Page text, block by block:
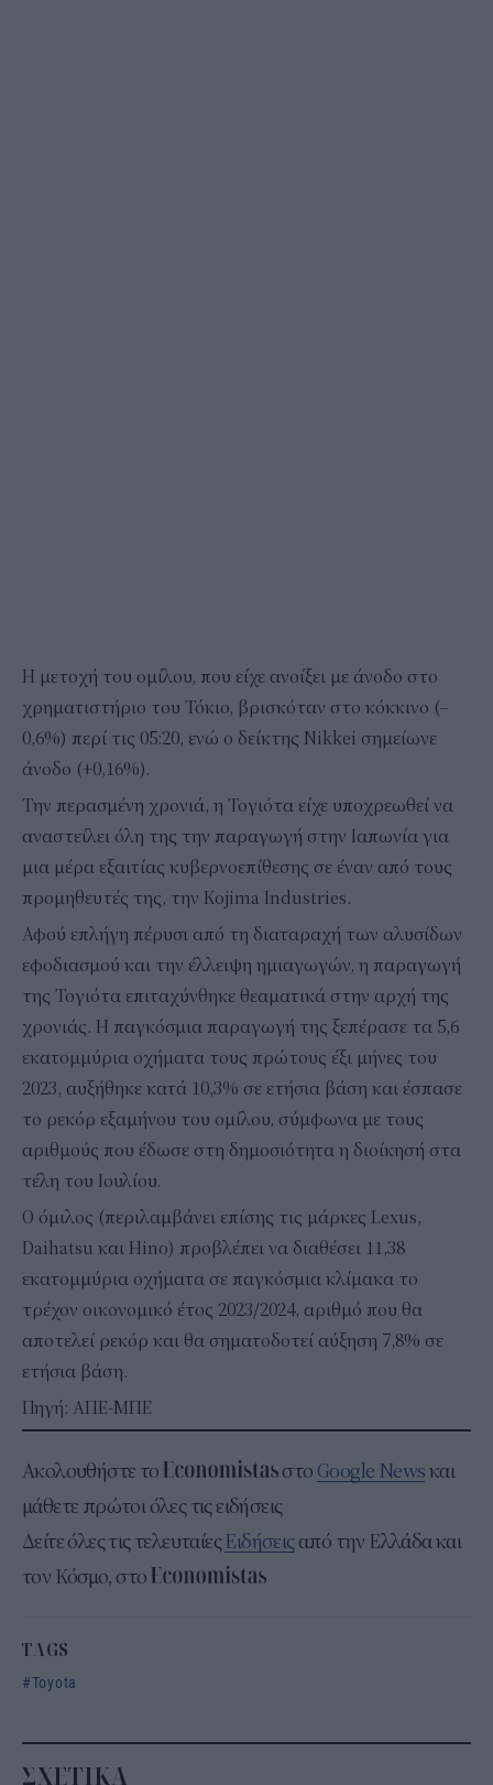
Η μετοχή του ομίλου, που είχε ανοίξει με άνοδο στο
χρηματιστήριο του Τόκιο, βρισκόταν στο κόκκινο (–
0,6%) περί τις 05:20, ενώ ο δείκτης Nikkei σημείωνε
άνοδο (+0,16%).
Την περασμένη χρονιά, η Τογιότα είχε υποχρεωθεί να
αναστείλει όλη της την παραγωγή στην Ιαπωνία για
μια μέρα εξαιτίας κυβερνοεπίθεσης σε έναν από τους
προμηθευτές της, την Kojima Industries.
Αφού επλήγη πέρυσι από τη διαταραχή των αλυσίδων
εφοδιασμού και την έλλειψη ημιαγωγών, η παραγωγή
της Τογιότα επιταχύνθηκε θεαματικά στην αρχή της
χρονιάς. Η παγκόσμια παραγωγή της ξεπέρασε τα 5,6
εκατομμύρια οχήματα τους πρώτους έξι μήνες του
2023, αυξήθηκε κατά 10,3% σε ετήσια βάση και έσπασε
το ρεκόρ εξαμήνου του ομίλου, σύμφωνα με τους
αριθμούς που έδωσε στη δημοσιότητα η διοίκησή στα
τέλη του Ιουλίου.
Ο όμιλος (περιλαμβάνει επίσης τις μάρκες Lexus,
Daihatsu και Hino) προβλέπει να διαθέσει 11,38
εκατομμύρια οχήματα σε παγκόσμια κλίμακα το
τρέχον οικονομικό έτος 2023/2024, αριθμό που θα
αποτελεί ρεκόρ και θα σηματοδοτεί αύξηση 7,8% σε
ετήσια βάση.
Πηγή: ΑΠΕ-ΜΠΕ
Ακολουθήστε το στο Google Newsκαι
μάθετε πρώτοι όλες τις ειδήσεις
Δείτε όλες τις τελευταίεςΕιδήσειςαπό την Ελλάδα και
τον Κόσμο, στο
TAGS
Toyota
ΣΧΕΤΙΚΑ